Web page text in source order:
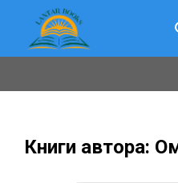
Книги автора: